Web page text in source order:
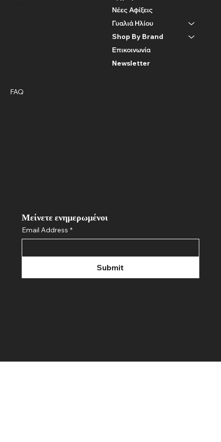
Νέες Αφίξεις
Γυαλιά Ηλίου
Shop By Brand
Επικοινωνία
Newsletter
FAQ
Μείνετε ενημερωμένοι
Email Address *
Submit